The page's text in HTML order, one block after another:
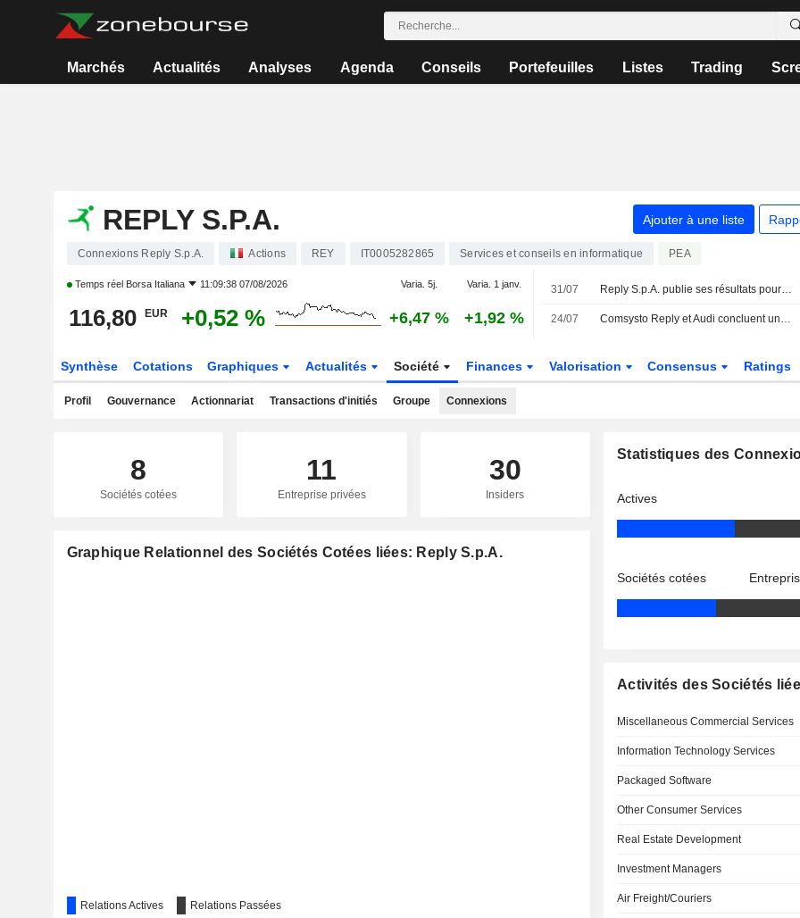
Marchés Actualités Analyses Agenda Conseils Portefeuilles Listes Trading
REPLY S.P.A. Ajouter à une liste
Connexions Reply S.p.A. Actions REY IT0005282865 Services et conseils en informatique PEA
Temps réel Borsa Italiana 11:09:38 07/08/2026 Varia. 5j. Varia. 1 janv.
116,80 EUR +0,52 % +6,47 % +1,92 %
31/07 Reply S.p.A. publie ses résultats pour le premier semestre clos le 30 juin 2026
24/07 Comsysto Reply et Audi concluent une alliance stratégique pour faire évoluer la plateforme de véhicules d'occasion B2B grâce à un système multi-agents basé sur l'IA
Synthèse Cotations Graphiques Actualités Société Finances Valorisation Consensus Ratings
Profil Gouvernance Actionnariat Transactions d'initiés Groupe Connexions
8
Sociétés cotées
11
Entreprise privées
30
Insiders
Graphique Relationnel des Sociétés Cotées liées: Reply S.p.A.
Relations Actives Relations Passées
Statistiques des
Actives
Sociétés cotées
Activités des Sociétés
Miscellaneous Commercial Services
Information Technology Services
Packaged Software
Other Consumer Services
Real Estate Development
Investment Managers
Air Freight/Couriers